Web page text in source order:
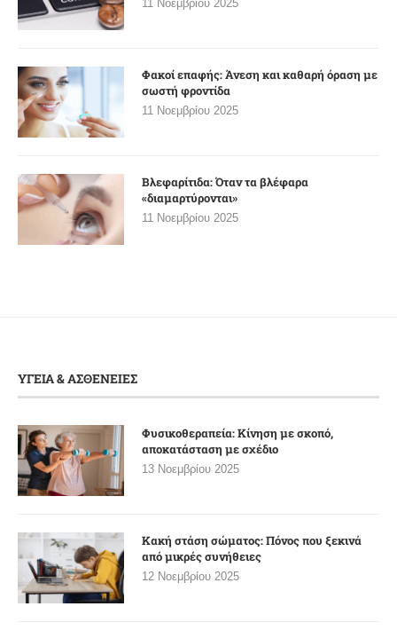
11 Νοεμβρίου 2025
Φακοί επαφής: Άνεση και καθαρή όραση με
σωστή φροντίδα
11 Νοεμβρίου 2025
Βλεφαρίτιδα: Όταν τα βλέφαρα
«διαμαρτύρονται»
11 Νοεμβρίου 2025
ΥΓΕΙΑ & ΑΣΘΕΝΕΙΕΣ
Φυσικοθεραπεία: Κίνηση με σκοπό,
αποκατάσταση με σχέδιο
13 Νοεμβρίου 2025
Κακή στάση σώματος: Πόνος που ξεκινά
από μικρές συνήθειες
12 Νοεμβρίου 2025